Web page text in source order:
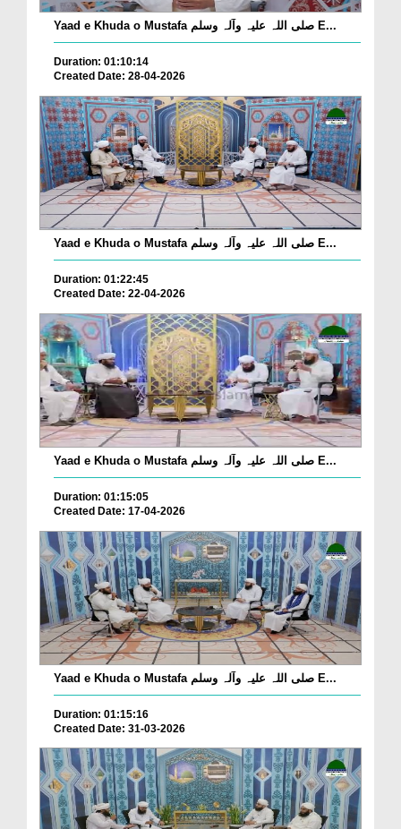
Yaad e Khuda o Mustafa صلی اللہ علیہ وآلہ وسلم E...
Duration: 01:10:14
Created Date: 28-04-2026
Yaad e Khuda o Mustafa صلی اللہ علیہ وآلہ وسلم E...
Duration: 01:22:45
Created Date: 22-04-2026
Yaad e Khuda o Mustafa صلی اللہ علیہ وآلہ وسلم E...
Duration: 01:15:05
Created Date: 17-04-2026
Yaad e Khuda o Mustafa صلی اللہ علیہ وآلہ وسلم E...
Duration: 01:15:16
Created Date: 31-03-2026